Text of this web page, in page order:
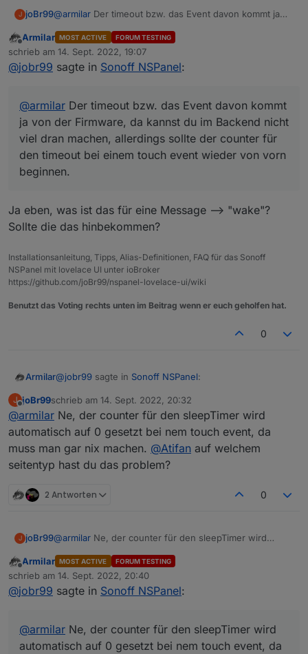
dann haut mir zwischendurch das Ding
automatisch den Screensaver rein.
Ich finde es wäre nice, dass immer wenn die
Funktion zum Scrollen einer Seite aufgerufen
wird, der Timeout erneuert wird.
man dann die eingestellte Zeit nix mehr macht
wird der Screensaver aktiv.
Keine Ahnung ob das aufwendig ist umzusetzen
:)
J joBr99@armilar Der timeout bzw. das Event davon kommt ja
dran machen, allerdings sollte der counter für den
timeout bei einem touch event wieder von vorn
beginnen.
Offline
Armilar MOST ACTIVE FORUM TESTING
schrieb am 14. Sept. 2022, 19:07
zuletzt editiert von
@jobr99 sagte in Sonoff NSPanel:
@armilar Der timeout bzw. das Event davon kommt
ja von der Firmware, da kannst du im Backend nicht
viel dran machen, allerdings sollte der counter für
den timeout bei einem touch event wieder von vorn
beginnen.
Ja eben, was ist das für eine Message --> "wake"?
Sollte die das hinbekommen?
Installationsanleitung, Tipps, Alias-Definitionen, FAQ für das Sonoff
NSPanel mit lovelace UI unter ioBroker
https://github.com/joBr99/nspanel-lovelace-ui/wiki
Benutzt das Voting rechts unten im Beitrag wenn er euch geholfen hat.
0
Armilar@jobr99 sagte in Sonoff NSPanel:
@ armilarDer timeout bzw. das Event davon
kommt ja von der Firmware, da kannst du im
Backend nicht viel dran machen, allerdings sollte
der counter für den timeout bei einem touch
event wieder von vorn beginnen.
Ja eben, was ist das für eine Message --> "wake"?
Sollte die das hinbekommen?
J
Offline
joBr99schrieb am 14. Sept. 2022, 20:32
zuletzt editiert von
@armilar Ne, der counter für den sleepTimer wird
automatisch auf 0 gesetzt bei nem touch event, da
muss man gar nix machen. @Atifan auf welchem
seitentyp hast du das problem?
2 Antworten 0
J joBr99@armilar Ne, der counter für den sleepTimer wird
muss man gar nix machen.@
seitentyp hast du das problem?
Offline
Armilar MOST ACTIVE FORUM TESTING
schrieb am 14. Sept. 2022, 20:40
zuletzt editiert von
@jobr99 sagte in Sonoff NSPanel:
@armilar Ne, der counter für den sleepTimer wird
automatisch auf 0 gesetzt bei nem touch event, da